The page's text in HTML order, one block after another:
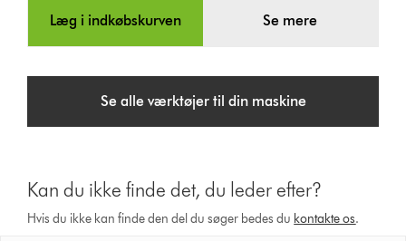
Læg i indkøbskurven Se mere
Se alle værktøjer til din maskine
Kan du ikke finde det, du leder efter?
Hvis du ikke kan finde den del du søger bedes du kontakte os.